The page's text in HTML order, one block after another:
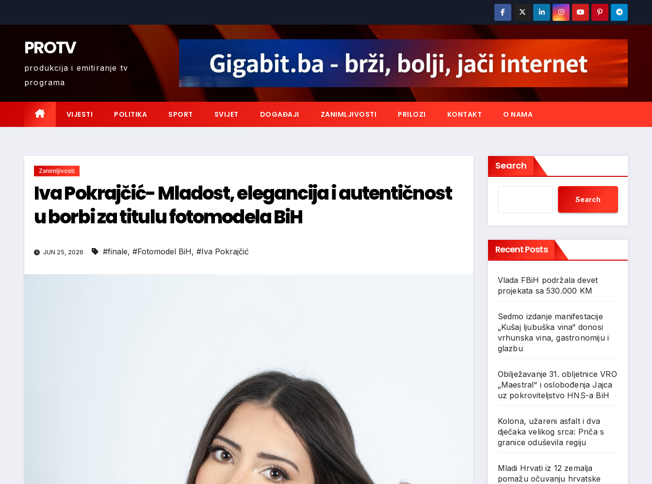
PROTV
produkcija i emitiranje tv
programa
VIJESTI POLITIKA SPORT SVIJET DOGAĐAJI ZANIMLJIVOSTI PRILOZI KONTAKT O NAMA
Zanimljivosti
Iva Pokrajčić- Mladost, elegancija i autentičnost
u borbi za titulu fotomodela BiH
JUN 25, 2026 #finale, #Fotomodel BiH, #Iva Pokrajčić
Search
Search
Recent Posts
Vlada FBiH podržala devet
projekata sa 530.000 KM
Sedmo izdanje manifestacije
„Kušaj ljubuška vina“ donosi
vrhunska vina, gastronomiju i
glazbu
Obilježavanje 31. obljetnice VRO
„Maestral“ i oslobođenja Jajca
uz pokroviteljstvo HNS-a BiH
Kolona, užareni asfalt i dva
dječaka velikog srca: Priča s
granice oduševila regiju
Mladi Hrvati iz 12 zemalja
pomažu očuvanju hrvatske